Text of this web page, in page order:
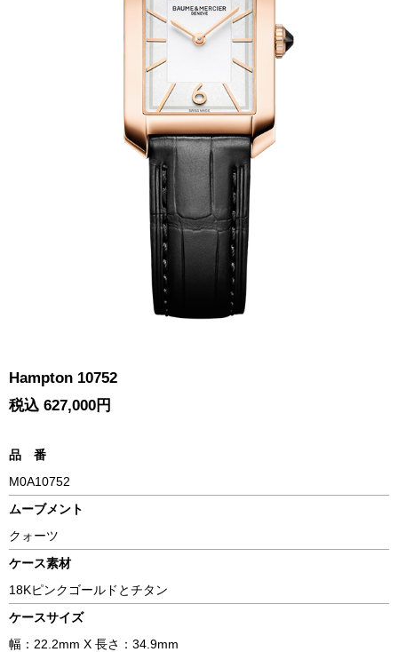
Hampton 10752
税込 627,000円
品 番
M0A10752
ムーブメント
クォーツ
ケース素材
18Kピンクゴールドとチタン
ケースサイズ
幅：22.2mm X 長さ：34.9mm